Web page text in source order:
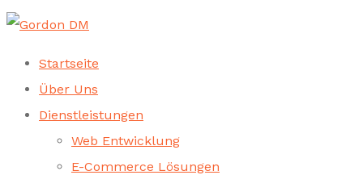
Startseite
Über Uns
Dienstleistungen
Web Entwicklung
E-Commerce Lösungen